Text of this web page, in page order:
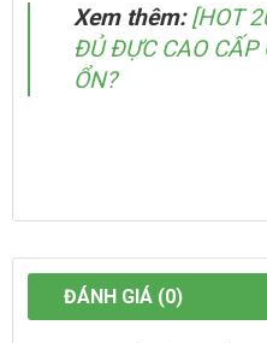
Xem thêm:[HOT
ĐỦ ĐỰC CAO
ỔN?
ĐÁNH GIÁ (0)